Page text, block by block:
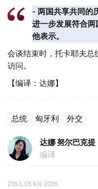
- 两国共享共同的
进一步发展符合
他表示。
会谈结束时，托卡耶夫
访问。
【编译：达娜】
总统 匈牙利 外交
达娜 努尔巴克提
编译
21:53, 05 8月 2026